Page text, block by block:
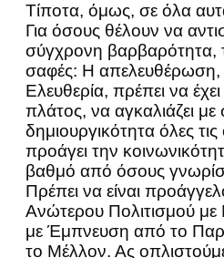
Τίποτα, όμως, σε όλα
Για όσους θέλουν να
σύγχρονη βαρβαρότητα,
σαφές: Η απελευθέρωση,
Ελευθερία, πρέπει να
πλάτος, να αγκαλιάζει
δημιουργικότητα όλες
προάγει την
βαθμό από όσους
Πρέπει να είναι
Ανώτερου Πολιτισμού με
με Έμπνευση από το
το Μέλλον. Ας